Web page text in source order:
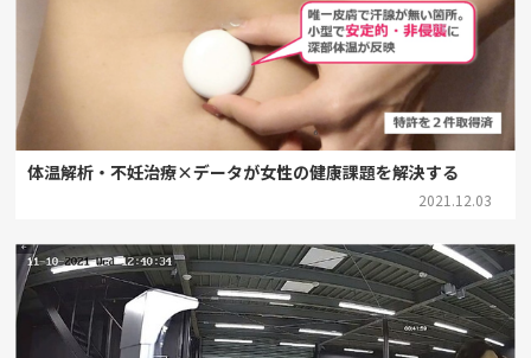
体温解析・不妊治療×データが女性の健康課題を解決する
2021.12.03